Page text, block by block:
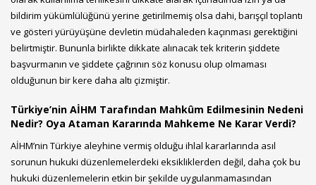
bildirim yükümlülüğünü yerine getirilmemiş olsa dahi, barışçıl toplantı
ve gösteri yürüyüşüne devletin müdahaleden kaçınması gerektiğini
belirtmiştir. Bununla birlikte dikkate alınacak tek kriterin şiddete
başvurmanın ve şiddete çağrının söz konusu olup olmaması
olduğunun bir kere daha altı çizmiştir.
Türkiye’nin AİHM Tarafından Mahkûm Edilmesinin Nedeni
Nedir? Oya Ataman Kararında Mahkeme Ne Karar Verdi?
AİHM’nin Türkiye aleyhine vermiş olduğu ihlal kararlarında asıl
sorunun hukuki düzenlemelerdeki eksikliklerden değil, daha çok bu
hukuki düzenlemelerin etkin bir şekilde uygulanmamasından